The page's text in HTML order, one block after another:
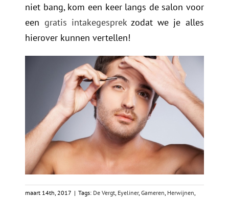
niet bang, kom een keer langs de salon voor
een gratis intakegesprekzodat we je alles
hierover kunnen vertellen!
maart 14th, 2017 | Tags: De Vergt Eyeliner,Gameren Herwijnen